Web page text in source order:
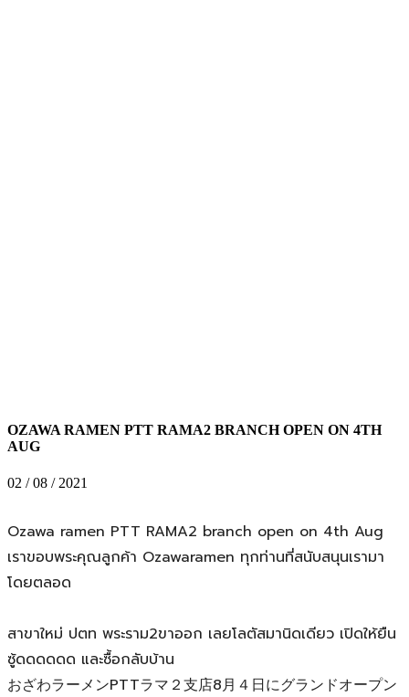
OZAWA RAMEN PTT RAMA2 BRANCH OPEN ON 4TH
AUG
02 / 08 / 2021
Ozawa ramen PTT RAMA2 branch open on 4th Aug
เราขอบพระคุณลูกค้า Ozawaramen ทุกท่านที่สนับสนุนเรามา
โดยตลอด
สาขาใหม่ ปตท พระราม2ขาออก เลยโลตัสมานิดเดียว เปิดให้ยืน
ซู้ดดดดดด และซื้อกลับบ้าน
おざわラーメンPTTラマ２支店8月４日にグランドオープン